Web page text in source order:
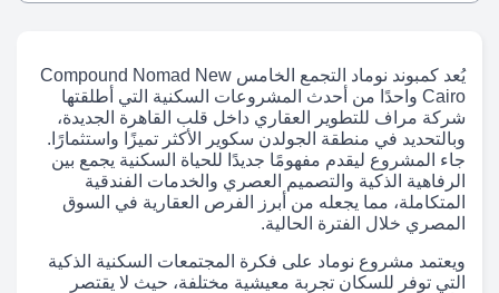
يُعد كمبوند نوماد التجمع الخامس Compound Nomad New
Cairo واحدًا من أحدث المشروعات السكنية التي أطلقتها
شركة مراف للتطوير العقاري داخل قلب القاهرة الجديدة،
وبالتحديد في منطقة الجولدن سكوير الأكثر تميزًا واستثمارًا.
جاء المشروع ليقدم مفهومًا جديدًا للحياة السكنية يجمع بين
الرفاهية الذكية والتصميم العصري والخدمات الفندقية
المتكاملة، مما يجعله من أبرز الفرص العقارية في السوق
المصري خلال الفترة الحالية.
ويعتمد مشروع نوماد على فكرة المجتمعات السكنية الذكية
التي توفر للسكان تجربة معيشية مختلفة، حيث لا يقتصر